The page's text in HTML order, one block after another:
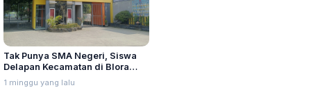
Tak Punya SMA Negeri, Siswa
Delapan Kecamatan di Blora
Terpaksa Tempuh Jarak Jauh
1 minggu yang lalu